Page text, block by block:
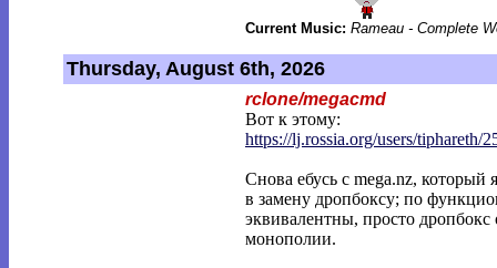
Current Music: Rameau - Complete
Thursday, August 6th, 2026
rclone/megacmd
Вот к этому:
https://lj.rossia.org/users/tiphareth/2
Снова ебусь с mega.nz, который
в замену дропбоксу; по
эквивалентны, просто дропбокс
монополии.